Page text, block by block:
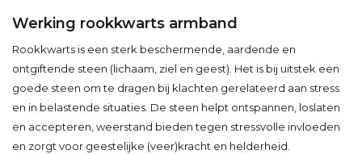
Werking rookkwarts armband
Rookkwarts is een sterk beschermende, aardende en
ontgiftende steen (lichaam, ziel en geest). Het is bij uitstek een
goede steen om te dragen bij klachten gerelateerd aan stress
en in belastende situaties. De steen helpt ontspannen, loslaten
en accepteren, weerstand bieden tegen stressvolle invloeden
en zorgt voor geestelijke (veer)kracht en helderheid.